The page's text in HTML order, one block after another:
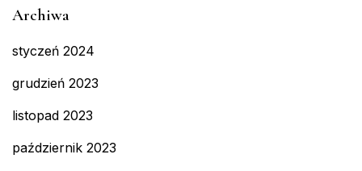
Archiwa
styczeń 2024
grudzień 2023
listopad 2023
październik 2023